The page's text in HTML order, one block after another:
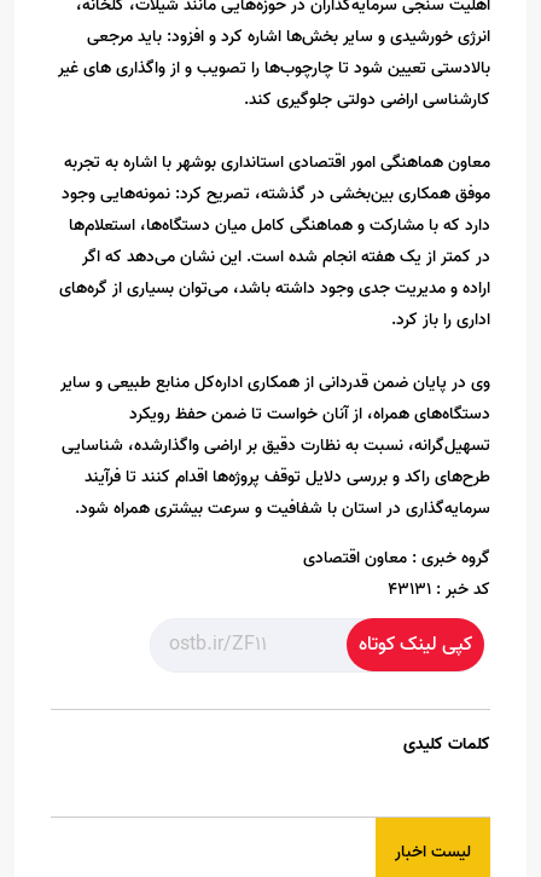
انرژی خورشیدی و سایر بخش‌ها اشاره کرد و افزود: باید مرجعی
بالادستی تعیین شود تا چارچوب‌ها را تصویب و از واگذاری های غیر
کارشناسی اراضی دولتی جلوگیری کند.
معاون هماهنگی امور اقتصادی استانداری بوشهر با اشاره به تجربه
موفق همکاری بین‌بخشی در گذشته، تصریح کرد: نمونه‌هایی وجود
دارد که با مشارکت و هماهنگی کامل میان دستگاه‌ها، استعلام‌ها
در کمتر از یک هفته انجام شده است. این نشان می‌دهد که اگر
اراده و مدیریت جدی وجود داشته باشد، می‌توان بسیاری از گره‌های
اداری را باز کرد.
وی در پایان ضمن قدردانی از همکاری اداره‌کل منابع طبیعی و سایر
دستگاه‌های همراه، از آنان خواست تا ضمن حفظ رویکرد
تسهیل‌گرانه، نسبت به نظارت دقیق بر اراضی واگذارشده، شناسایی
طرح‌های راکد و بررسی دلایل توقف پروژه‌ها اقدام کنند تا فرآیند
سرمایه‌گذاری در استان با شفافیت و سرعت بیشتری همراه شود.
گروه خبری : معاون اقتصادی
کد خبر : 43131
کپی لینک کوتاه
کلمات کلیدی
لیست اخبار